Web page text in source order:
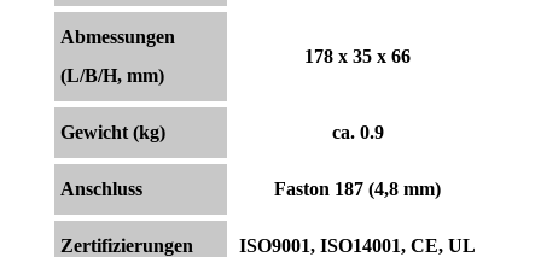
Abmessungen
(L/B/H, mm)
178 x 35 x 66
Gewicht (kg) ca. 0.9
Anschluss Faston 187 (4,8 mm)
Zertifizierungen ISO9001, ISO14001, CE, UL